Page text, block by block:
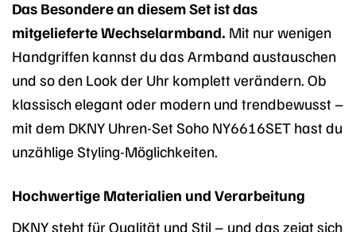
Das Besondere an diesem Set ist das
mitgelieferte Wechselarmband. Mit nur wenigen
Handgriffen kannst du das Armband austauschen
und so den Look der Uhr komplett verändern. Ob
klassisch elegant oder modern und trendbewusst –
mit dem DKNY Uhren-Set Soho NY6616SET hast du
unzählige Styling-Möglichkeiten.
Hochwertige Materialien und Verarbeitung
DKNY steht für Qualität und Stil – und das zeigt sich